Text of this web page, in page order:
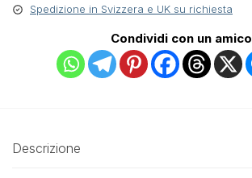
Spedizione in Svizzera e UK su richiesta
Condividi con un amico
Descrizione